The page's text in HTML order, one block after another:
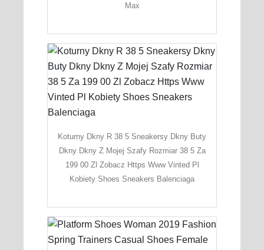
Max
Koturny Dkny R 38 5 Sneakersy Dkny Buty
Dkny Dkny Z Mojej Szafy Rozmiar 38 5 Za
199 00 Zl Zobacz Https Www Vinted Pl
Kobiety Shoes Sneakers Balenciaga